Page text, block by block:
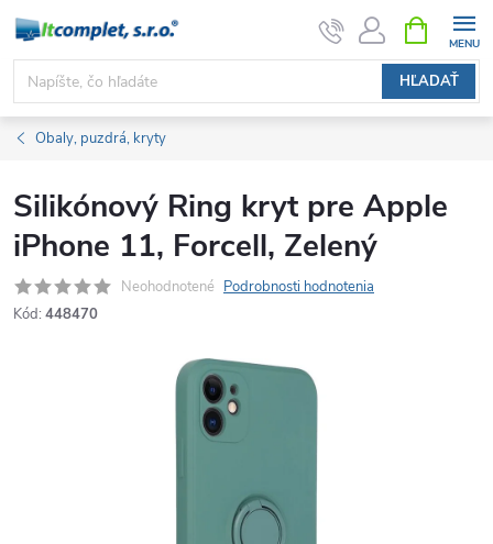
Prejsť
obsah
HĽADAŤ
KOŠÍK
Obaly, puzdrá, kryty
Silikónový Ring kryt pre Apple
iPhone 11, Forcell, Zelený
Neohodnotené Podrobnosti hodnotenia
Kód: 448470